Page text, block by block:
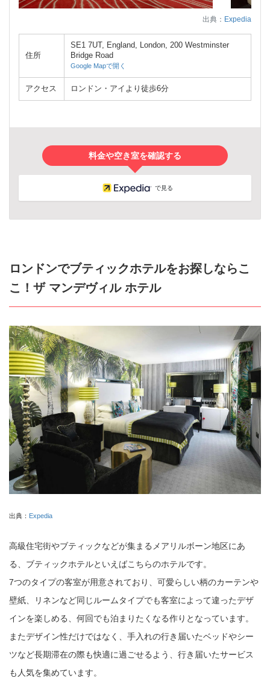
出典： Expedia
住所
SE1 7UT, England, London, 200 Westminster
Bridge Road
Google Mapで開く
アクセス ロンドン・アイより徒歩6分
料金や空き室を確認する
で見る
ロンドンでブティックホテルをお探しならこ
こ！ザ マンデヴィル ホテル
出典： Expedia
高級住宅街やブティックなどが集まるメアリルボーン地区にあ
る、ブティックホテルといえばこちらのホテルです。
7つのタイプの客室が用意されており、可愛らしい柄のカーテンや
壁紙、リネンなど同じルームタイプでも客室によって違ったデザ
インを楽しめる、何回でも泊まりたくなる作りとなっています。
またデザイン性だけではなく、手入れの行き届いたベッドやシー
ツなど長期滞在の際も快適に過ごせるよう、行き届いたサービス
も人気を集めています。